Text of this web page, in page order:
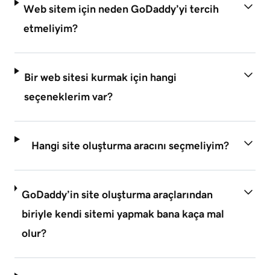
Web sitem için neden GoDaddy’yi tercih
etmeliyim?
Bir web sitesi kurmak için hangi
seçeneklerim var?
Hangi site oluşturma aracını seçmeliyim?
GoDaddy’in site oluşturma araçlarından
biriyle kendi sitemi yapmak bana kaça mal
olur?